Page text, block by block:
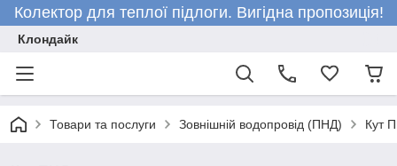
Колектор для теплої підлоги. Вигідна пропозиція!
Клондайк
Товари та послуги Зовнішній водопровід (ПНД) Кут